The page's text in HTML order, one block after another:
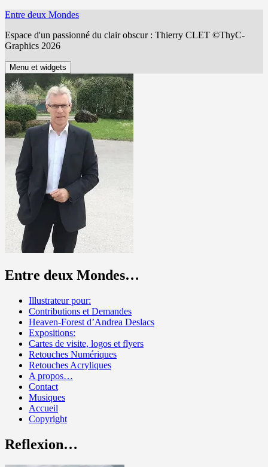
Aller
contenu
Entre deux Mondes
Espace d'un passionné du clair obscur : Thierry CLET ©ThyC-
Graphics 2026
Menu et widgets
Entre deux Mondes…
Illustrateur pour:
Contributions et Demandes
Heaven-Forest d’Andrea Deslacs
Expositions:
Cartes de visite, logos et flyers
Retouches Numériques
Retouches Acryliques
A propos…
Contact
Musiques
Accueil
Copyright
Reflexion…